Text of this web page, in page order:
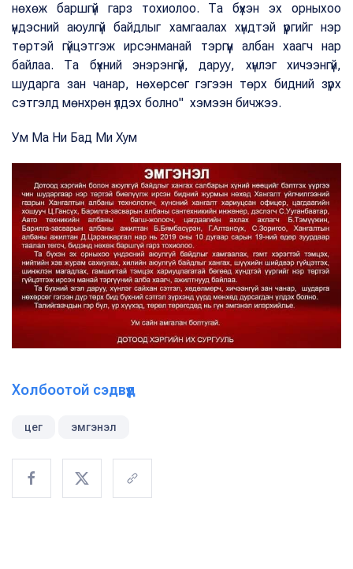
нөхөж баршгүй гарз тохиолоо. Та бүхэн эх орныхоо
үндэсний аюулгүй байдлыг хамгаалах хүндтэй үүргийг нэр
төртэй гүйцэтгэж ирсэнманай тэргүүн албан хаагч нар
байлаа. Та бүхний энэрэнгүй, даруу, хүнлэг хичээнгүй,
шударга зан чанар, нөхөрсөг гэгээн төрх бидний зүрх
сэтгэлд мөнхрөн үлдэх болно" хэмээн бичжээ.
Ум Ма Ни Бад Ми Хум
Холбоотой сэдвүүд
цег эмгэнэл